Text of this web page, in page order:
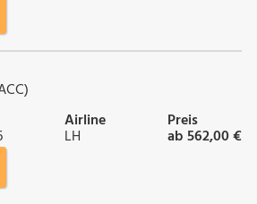
Airline
LH
Preis
ab 562,00 €